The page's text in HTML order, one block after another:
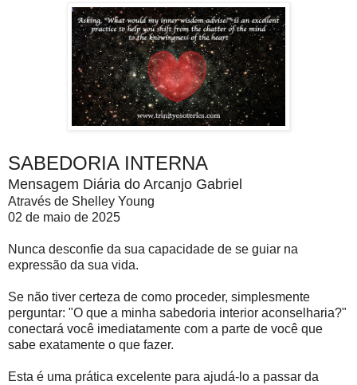
SABEDORIA INTERNA
Mensagem Diária do Arcanjo Gabriel
Através de Shelley Young
02 de maio de 2025
Nunca desconfie da sua capacidade de se guiar na
expressão da sua vida.
Se não tiver certeza de como proceder, simplesmente
perguntar: "O que a minha sabedoria interior aconselharia?"
conectará você imediatamente com a parte de você que
sabe exatamente o que fazer.
Esta é uma prática excelente para ajudá-lo a passar da